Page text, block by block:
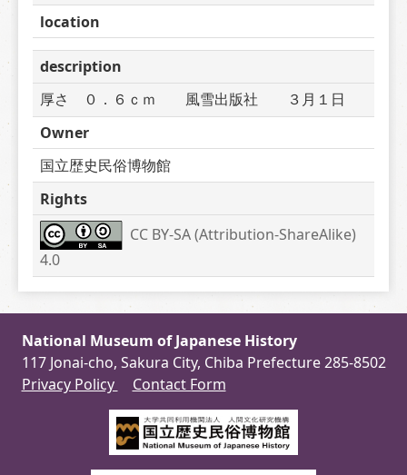
location
description
厚さ　０．６ｃｍ　　風雪出版社　　３月１日
Owner
国立歴史民俗博物館
Rights
CC BY-SA (Attribution-ShareAlike)
4.0
National Museum of Japanese History
117 Jonai-cho, Sakura City, Chiba Prefecture 285-8502
Privacy Policy
Contact Form